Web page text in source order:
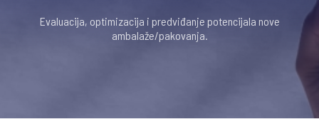
Evaluacija, optimizacija i predviđanje potencijala nove
ambalaže/pakovanja.